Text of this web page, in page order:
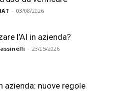
- 03/08/2026
l’AI in azienda?
- 23/05/2026
azienda: nuove regole